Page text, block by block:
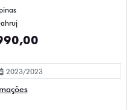
2023/2023